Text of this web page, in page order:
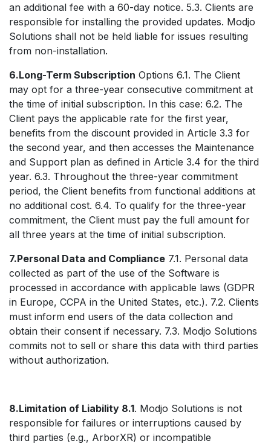
an additional fee with a 60-day notice. 5.3. Clients are
responsible for installing the provided updates. Modjo
Solutions shall not be held liable for issues resulting
from non-installation.
6.Long-Term Subscription Options 6.1. The Client
may opt for a three-year consecutive commitment at
the time of initial subscription. In this case: 6.2. The
Client pays the applicable rate for the first year,
benefits from the discount provided in Article 3.3 for
the second year, and then accesses the Maintenance
and Support plan as defined in Article 3.4 for the third
year. 6.3. Throughout the three-year commitment
period, the Client benefits from functional additions at
no additional cost. 6.4. To qualify for the three-year
commitment, the Client must pay the full amount for
all three years at the time of initial subscription.
7.Personal Data and Compliance 7.1. Personal data
collected as part of the use of the Software is
processed in accordance with applicable laws (GDPR
in Europe, CCPA in the United States, etc.). 7.2. Clients
must inform end users of the data collection and
obtain their consent if necessary. 7.3. Modjo Solutions
commits not to sell or share this data with third parties
without authorization.
8.Limitation of Liability 8.1. Modjo Solutions is not
responsible for failures or interruptions caused by
third parties (e.g., ArborXR) or incompatible